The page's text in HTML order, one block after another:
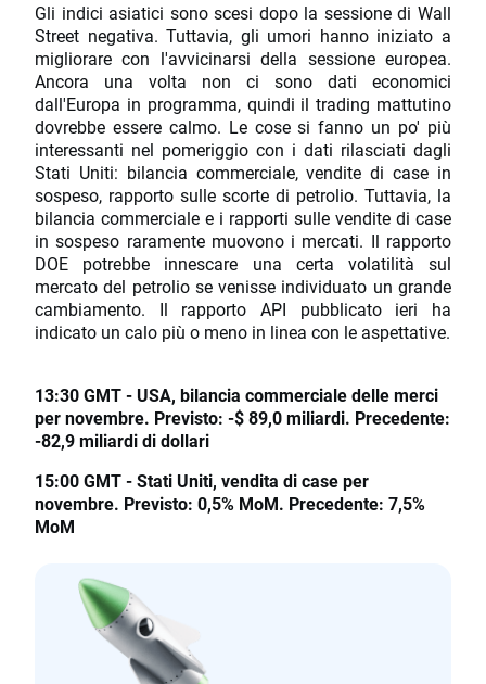
Gli indici asiatici sono scesi dopo la sessione di Wall
Street negativa. Tuttavia, gli umori hanno iniziato a
migliorare con l'avvicinarsi della sessione europea.
Ancora una volta non ci sono dati economici
dall'Europa in programma, quindi il trading mattutino
dovrebbe essere calmo. Le cose si fanno un po' più
interessanti nel pomeriggio con i dati rilasciati dagli
Stati Uniti: bilancia commerciale, vendite di case in
sospeso, rapporto sulle scorte di petrolio. Tuttavia, la
bilancia commerciale e i rapporti sulle vendite di case
in sospeso raramente muovono i mercati. Il rapporto
DOE potrebbe innescare una certa volatilità sul
mercato del petrolio se venisse individuato un grande
cambiamento. Il rapporto API pubblicato ieri ha
indicato un calo più o meno in linea con le aspettative.
13:30 GMT - USA, bilancia commerciale delle merci
per novembre. Previsto: -$ 89,0 miliardi. Precedente:
-82,9 miliardi di dollari
15:00 GMT - Stati Uniti, vendita di case per
novembre. Previsto: 0,5% MoM. Precedente: 7,5%
MoM